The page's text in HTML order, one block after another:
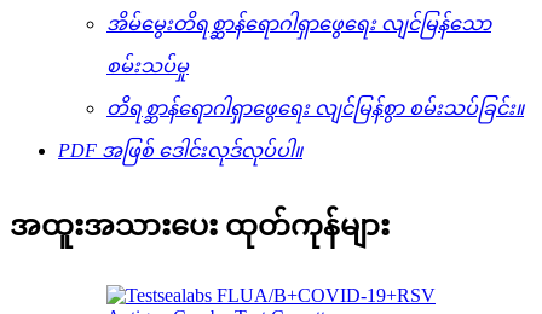
အိမ်မွေးတိရစ္ဆာန်ရောဂါရှာဖွေရေး လျင်မြန်သော
စမ်းသပ်မှု
တိရစ္ဆာန်ရောဂါရှာဖွေရေး လျင်မြန်စွာ စမ်းသပ်ခြင်း။
PDF အဖြစ် ဒေါင်းလုဒ်လုပ်ပါ။
အထူးအသားပေး ထုတ်ကုန်များ